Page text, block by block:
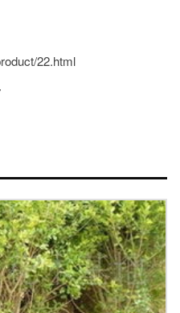
22.html